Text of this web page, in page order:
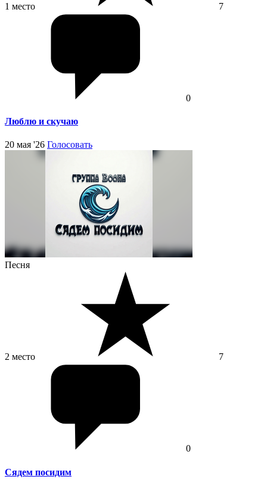
1 место 7
0
Люблю и скучаю
20 мая '26 Голосовать
Песня
2 место 7
0
Сядем посидим